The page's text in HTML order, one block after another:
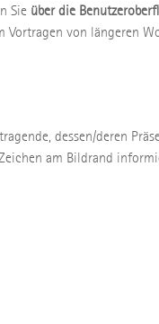
Sie über die
Vortragen von längeren
dessen/deren
am Bildrand